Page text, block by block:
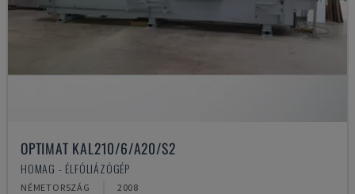
OPTIMAT KAL210/6/A20/S2
HOMAG - ÉLFÓLIÁZÓGÉP
NÉMETORSZÁG 2008